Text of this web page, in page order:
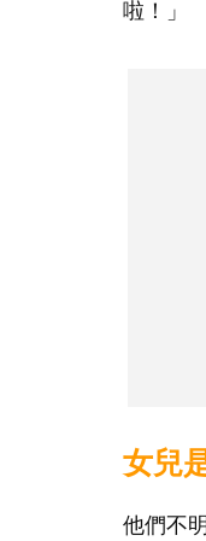
啦！」
女兒
他們不